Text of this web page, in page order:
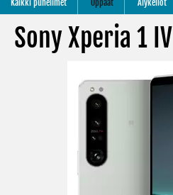
Kaikki puhelimet Oppaat Älykellot
Sony Xperia 1 IV